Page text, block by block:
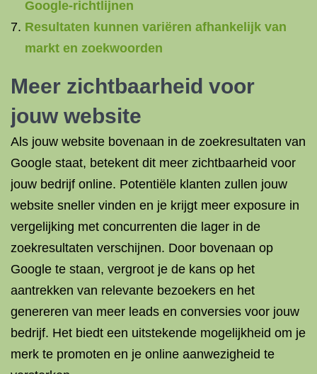
Google-richtlijnen
Resultaten kunnen variëren afhankelijk van
markt en zoekwoorden
Meer zichtbaarheid voor
jouw website
Als jouw website bovenaan in de zoekresultaten van
Google staat, betekent dit meer zichtbaarheid voor
jouw bedrijf online. Potentiële klanten zullen jouw
website sneller vinden en je krijgt meer exposure in
vergelijking met concurrenten die lager in de
zoekresultaten verschijnen. Door bovenaan op
Google te staan, vergroot je de kans op het
aantrekken van relevante bezoekers en het
genereren van meer leads en conversies voor jouw
bedrijf. Het biedt een uitstekende mogelijkheid om je
merk te promoten en je online aanwezigheid te